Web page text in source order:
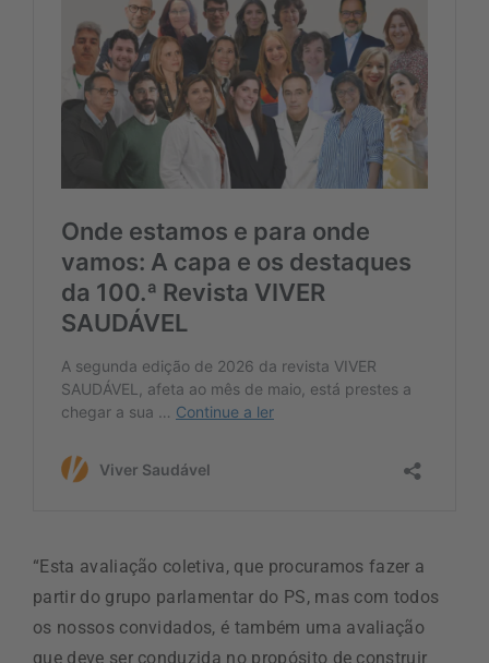
“Esta avaliação coletiva, que procuramos fazer a
partir do grupo parlamentar do PS, mas com todos
os nossos convidados, é também uma avaliação
que deve ser conduzida no propósito de construir